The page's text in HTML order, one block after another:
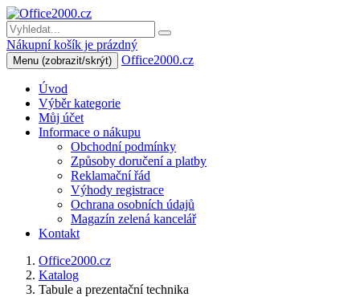
Nákupní košík je prázdný
Menu (zobrazit/skrýt) Office2000.cz
Úvod
Výběr kategorie
Můj účet
Informace o nákupu
Obchodní podmínky
Způsoby doručení a platby
Reklamační řád
Výhody registrace
Ochrana osobních údajů
Magazín zelená kancelář
Kontakt
Office2000.cz
Katalog
Tabule a prezentační technika